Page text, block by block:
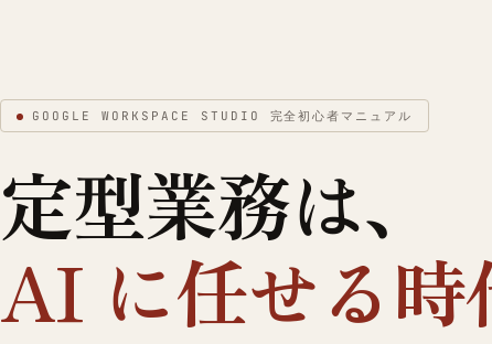
GOOGLE WORKSPACE STUDIO 完全初心者マニュアル
定型業務は、
AI に任せる時